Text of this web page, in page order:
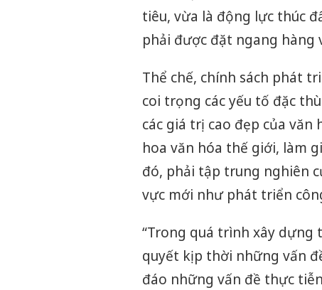
tiêu, vừa là động lực thúc
phải được đặt ngang hàng
Thể chế, chính sách phát
coi trọng các yếu tố đặc
các giá trị cao đẹp của
hoa văn hóa thế giới, làm
đó, phải tập trung nghiên
vực mới như phát triển
“Trong quá trình xây dựng
quyết kịp thời những vấn
đáo những vấn đề thực